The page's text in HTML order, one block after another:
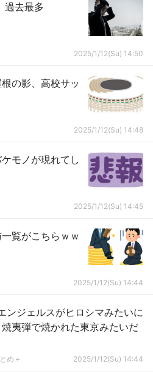
過去最多
2025/1/12(Su) 14:50
の影、高校サッ
2025/1/12(Su) 14:48
モノが現れてし
2025/1/12(Su) 14:45
覧がこちらｗｗ
2025/1/12(Su) 14:44
ンジェルスがヒロシマみたいに
め＋ 2025/1/12(Su) 14:44